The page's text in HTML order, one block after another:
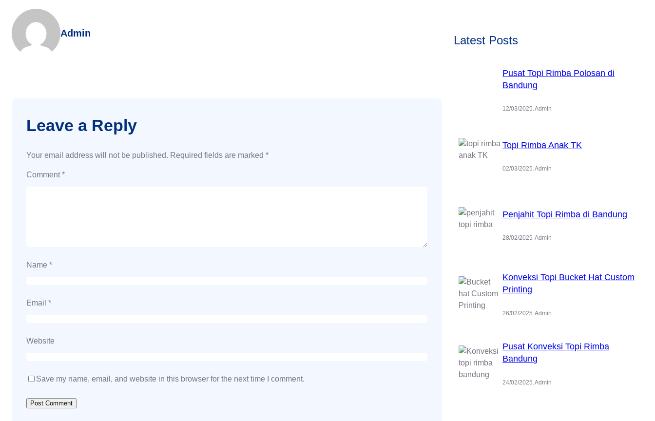
Admin
Leave a Reply
Your email address will not be published. Required fields are marked *
Comment*
Name *
Email *
Website
Save my name, email, and website in this browser for the next time I comment.
Latest Posts
Pusat Topi Rimba Polosan di
Bandung
12/03/2025.Admin
Topi Rimba Anak TK
02/03/2025 .Admin
Penjahit Topi Rimba di Bandung
28/02/2025 .Admin
Konveksi Topi Bucket Hat Custom
Printing
26/02/2025 .Admin
Pusat Konveksi Topi Rimba
Bandung
24/02/2025 .Admin